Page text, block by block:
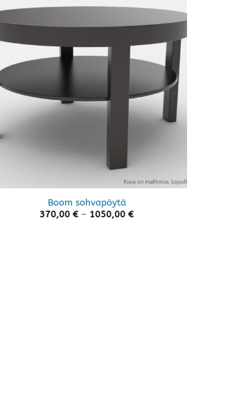
Boom sohvapöytä
370,00 € – 1050,00 €Hintaluokka: